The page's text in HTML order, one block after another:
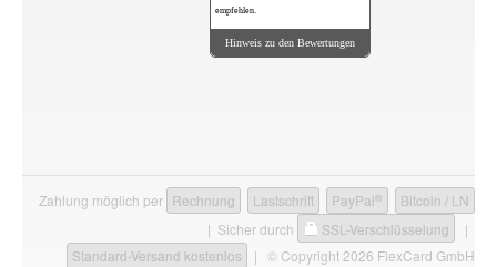
empfehlen.
Hinweis zu den Bewertungen
Zahlung möglich per Rechnung Lastschrift PayPal ®
Bitcoin / LN
| Sicher durch
SSL-Verschlüsselung
|
Standard-Versand kostenlos
| © Copyright 2026 FlexCard GmbH